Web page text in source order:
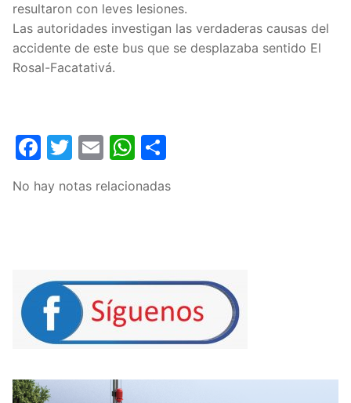
resultaron con leves lesiones.
Las autoridades investigan las verdaderas causas del
accidente de este bus que se desplazaba sentido El
Rosal-Facatativá.
Facebook
Twitter
EmailWhatsApp
No hay notas relacionadas